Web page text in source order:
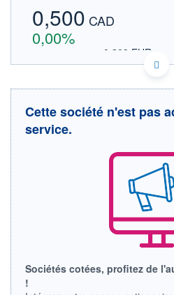
0,500 CAD
0,00%
0,309 EUR
DONNÉES TEMPS DIFFÉRÉ
Cotation sur les autres places
+
LIMITE À LA
BAISSE
Cette société n'est pas
service.
Sociétés cotées, profitez de
!